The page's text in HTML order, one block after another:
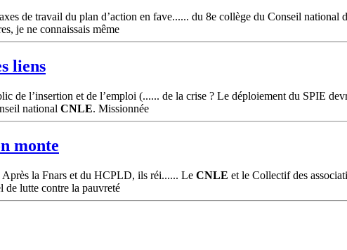
de travail du plan d’action en fave...... du 8e collège du Conseil national
je ne connaissais même
liens
de l’insertion et de l’emploi (...... de la crise ? Le déploiement du SPIE
national CNLE. Missionnée
monte
la Fnars et du HCPLD, ils réi...... Le CNLE et le Collectif des
de lutte contre la pauvreté